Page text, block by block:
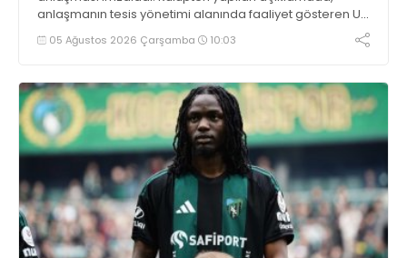
anlaşmanın tesis yönetimi alanında faaliyet gösteren US
Grup ile gerçekleştirildiği belirtildi
05 Ağustos 2026 Çarşamba 10:03